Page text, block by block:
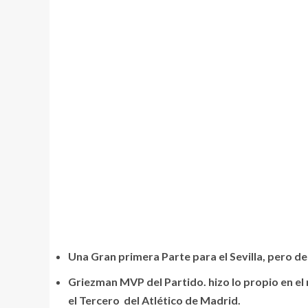
Una Gran primera Parte para el Sevilla, pero
Griezman MVP del Partido. hizo lo propio en
el Tercero del Atlético de Madrid.